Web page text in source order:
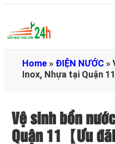
Home » ĐIỆN NƯỚC »
Inox, Nhựa tại Quận
Vệ sinh bồn
Quận 11【Ưu